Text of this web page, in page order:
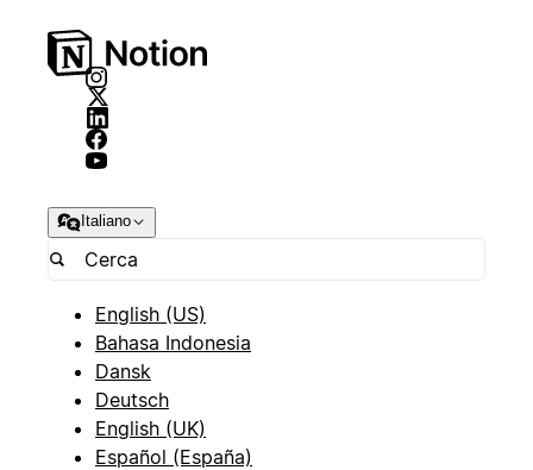
Italiano
English (US)
Bahasa Indonesia
Dansk
Deutsch
English (UK)
Español (España)